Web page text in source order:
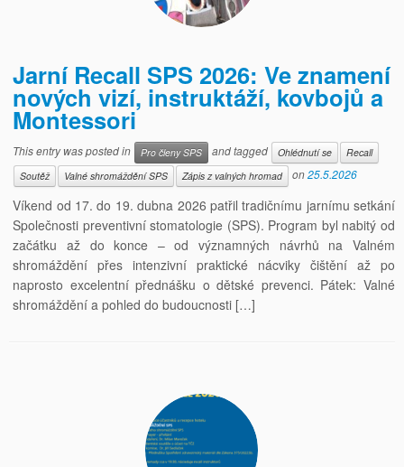
Jarní Recall SPS 2026: Ve znamení
nových vizí, instruktáží, kovbojů a
Montessori
This entry was posted in Pro členy SPS and tagged Ohlédnutí se
Recall
Soutěž
Valné shromáždění SPS Zápis z valných hromad on25.5.2026
Víkend od 17. do 19. dubna 2026 patřil tradičnímu jarnímu setkání
Společnosti preventivní stomatologie (SPS). Program byl nabitý od
začátku až do konce – od významných návrhů na Valném
shromáždění přes intenzivní praktické nácviky čištění až po
naprosto excelentní přednášku o dětské prevenci. Pátek: Valné
shromáždění a pohled do budoucnosti […]